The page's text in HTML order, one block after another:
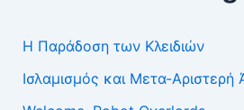
Η Παράδοση των Κλειδιών
Ισλαμισμός και Μετα-Αριστερή